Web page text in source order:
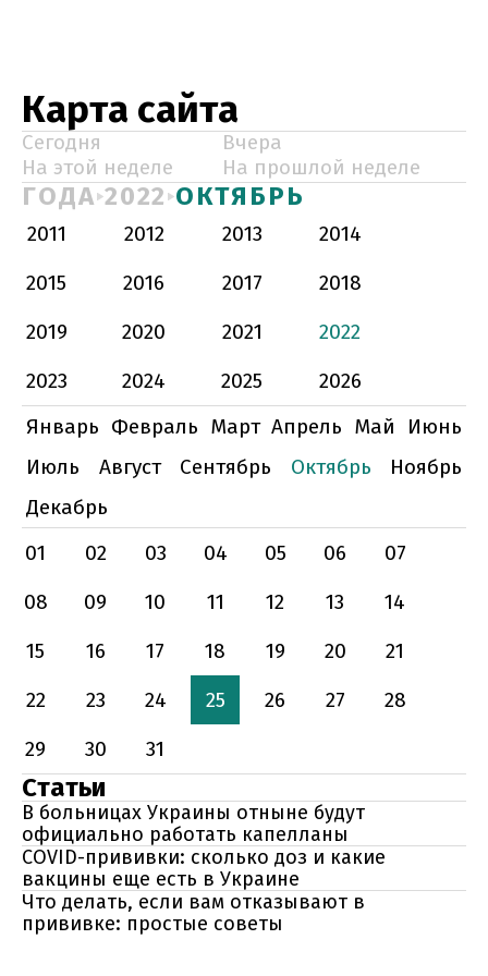
Карта сайта
Сегодня
Вчера
На этой неделе
На прошлой неделе
ГОДА 2022 ОКТЯБРЬ
2011 2012 2013
2014
2015
2016 2017
2018
2019
2020 2021
2022
2023
2024 2025
2026
Январь Февраль Март Апрель Май
Июнь
Июль
Август Сентябрь Октябрь
Ноябрь
Декабрь
01
02 03 04 05 06
07
08
09 10 11 12 13
14
15
16 17 18 19 20
21
22
23 24 25 26 27
28
29
30 31
Статьи
В больницах Украины отныне будут
официально работать капелланы
COVID-прививки: сколько доз и какие
вакцины еще есть в Украине
Что делать, если вам отказывают в
прививке: простые советы